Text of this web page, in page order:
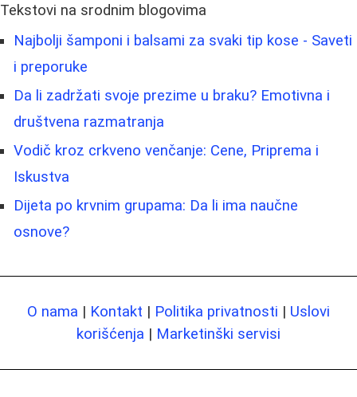
Tekstovi na srodnim blogovima
Najbolji šamponi i balsami za svaki tip kose - Saveti
i preporuke
Da li zadržati svoje prezime u braku? Emotivna i
društvena razmatranja
Vodič kroz crkveno venčanje: Cene, Priprema i
Iskustva
Dijeta po krvnim grupama: Da li ima naučne
osnove?
O nama | Kontakt | Politika privatnosti | Uslovi
korišćenja | Marketinški servisi